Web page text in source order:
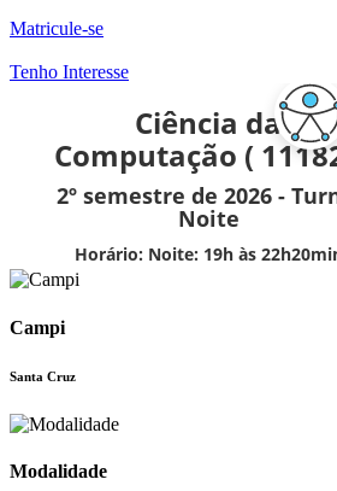
Matricule-se
Tenho Interesse
Campi
Santa Cruz
Modalidade